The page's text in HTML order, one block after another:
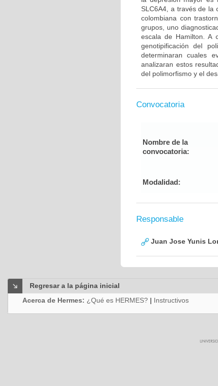
SLC6A4, a través de la
colombiana con
grupos, uno
escala de Hamilton. A
genotipificación del
determinaran cuales
analizaran estos
del polimorfismo y el
Convocatoria
Nombre de la
convocatoria:
Modalidad:
Responsable
Juan Jose Yunis
Regresar a la página inicial
Acerca de Hermes: ¿Qué es HERMES? | Instructivos